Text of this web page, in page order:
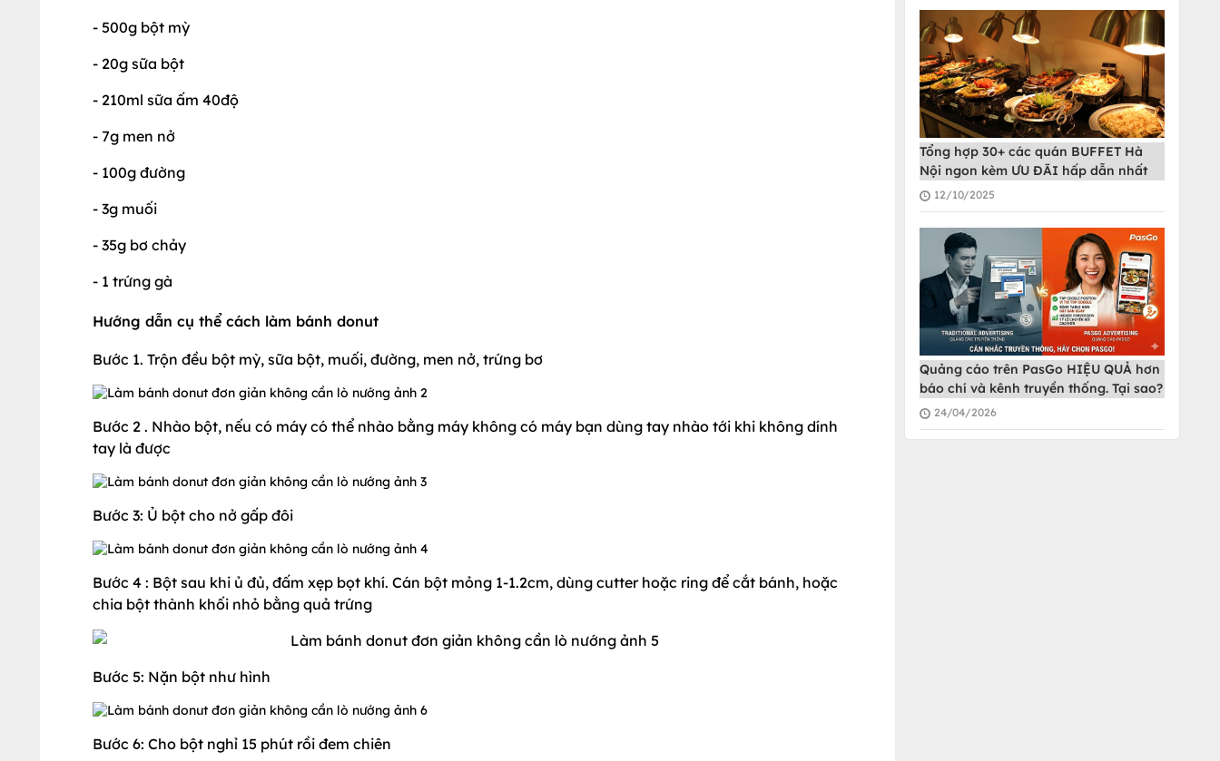
- 500g bột mỳ
- 20g sữa bột
- 210ml sữa ấm 40độ
- 7g men nở
- 100g đường
- 3g muối
- 35g bơ chảy
- 1 trứng gà
Hướng dẫn cụ thể cách làm bánh donut
Bước 1. Trộn đều bột mỳ, sữa bột, muối, đường, men nở, trứng bơ
Bước 2 . Nhào bột, nếu có máy có thể nhào bằng máy không có máy bạn dùng tay nhào tới khi không dính
tay là được
Bước 3: Ủ bột cho nở gấp đôi
Bước 4 : Bột sau khi ủ đủ, đấm xẹp bọt khí. Cán bột mỏng 1-1.2cm, dùng cutter hoặc ring để cắt bánh, hoặc
chia bột thành khối nhỏ bằng quả trứng
Bước 5: Nặn bột như hình
Bước 6: Cho bột nghỉ 15 phút rồi đem chiên
Tổng hợp 30+ các quán BUFFET Hà
Nội ngon kèm ƯU ĐÃI hấp dẫn nhất
12/10/2025
Quảng cáo trên PasGo HIỆU QUẢ hơn
báo chí và kênh truyền thống. Tại sao?
24/04/2026